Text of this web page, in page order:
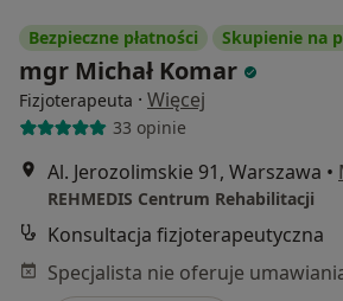
Bezpieczne płatności Skupienie na
mgr Michał Komar
Fizjoterapeuta · Więcej
33 opinie
Al. Jerozolimskie 91, Warszawa •
REHMEDIS Centrum Rehabilitacji
Konsultacja fizjoterapeutyczna